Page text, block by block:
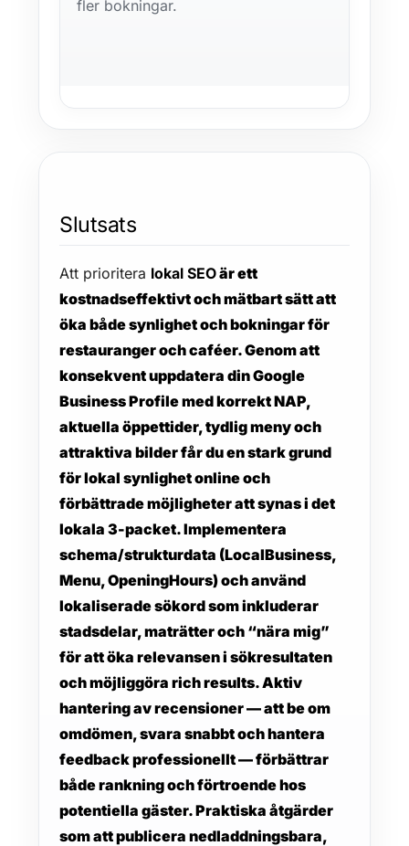
fler bokningar.
Slutsats
Att prioritera lokal SEOär ett
kostnadseffektivt och mätbart sätt att
öka både synlighet och bokningar för
restauranger och caféer. Genom att
konsekvent uppdatera dinGoogle
Business Profilemed korrektNAP,
aktuella öppettider, tydlig meny och
attraktiva bilder får du en stark grund
förlokal synlighet onlineoch
förbättrade möjligheter att synas i det
lokala 3-packet. Implementera
schema/strukturdata (LocalBusiness,
Menu, OpeningHours) och använd
lokaliserade sökord som inkluderar
stadsdelar, maträtter och “nära mig”
för att öka relevansen i sökresultaten
och möjliggöra rich results. Aktiv
hantering avrecensioner— att be om
omdömen, svara snabbt och hantera
feedback professionellt — förbättrar
både rankning och förtroende hos
potentiella gäster. Praktiska åtgärder
som att publicera nedladdningsbara,